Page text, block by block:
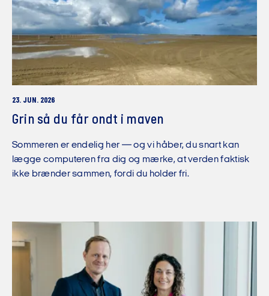
23. JUN. 2026
Grin så du får ondt i maven
Sommeren er endelig her — og vi håber, du snart kan
lægge computeren fra dig og mærke, at verden faktisk
ikke brænder sammen, fordi du holder fri.